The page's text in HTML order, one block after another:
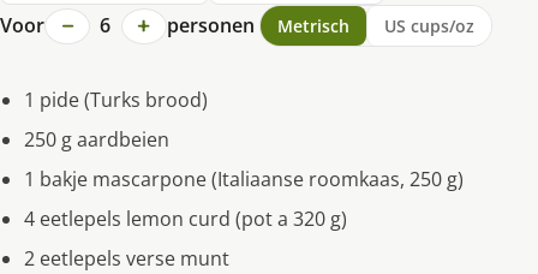
Voor − 6 + personen Metrisch US cups/oz
1 pide (Turks brood)
250 g aardbeien
1 bakje mascarpone (Italiaanse roomkaas, 250 g)
4 eetlepels lemon curd (pot a 320 g)
2 eetlepels verse munt